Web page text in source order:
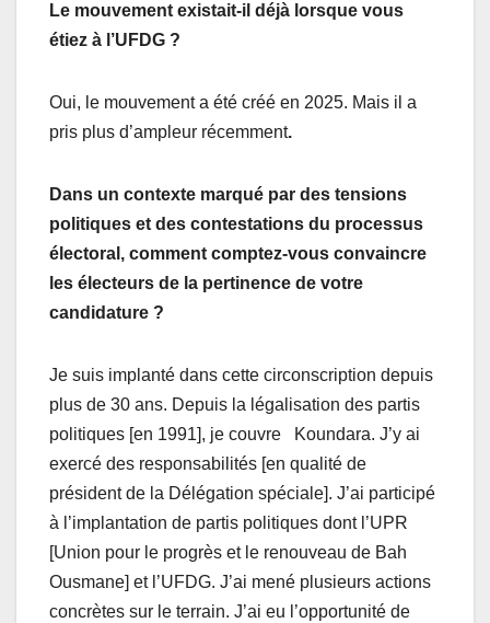
Le mouvement existait-il déjà lorsque vous
étiez à l’UFDG ?
Oui, le mouvement a été créé en 2025. Mais il a
pris plus d’ampleur récemment.
Dans un contexte marqué par des tensions
politiques et des contestations du processus
électoral, comment comptez-vous convaincre
les électeurs de la pertinence de votre
candidature ?
Je suis implanté dans cette circonscription depuis
plus de 30 ans. Depuis la légalisation des partis
politiques [en 1991], je couvre Koundara. J’y ai
exercé des responsabilités [en qualité de
président de la Délégation spéciale]. J’ai participé
à l’implantation de partis politiques dont l’UPR
[Union pour le progrès et le renouveau de Bah
Ousmane] et l’UFDG. J’ai mené plusieurs actions
concrètes sur le terrain. J’ai eu l’opportunité de